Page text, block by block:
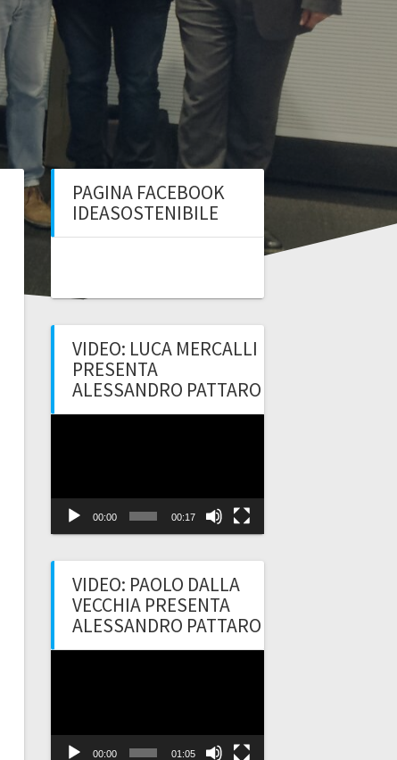
PAGINA FACEBOOK
IDEASOSTENIBILE
VIDEO: LUCA MERCALLI
PRESENTA
ALESSANDRO PATTARO
00:00 00:17
VIDEO: PAOLO DALLA
VECCHIA PRESENTA
ALESSANDRO PATTARO
00:00 01:05